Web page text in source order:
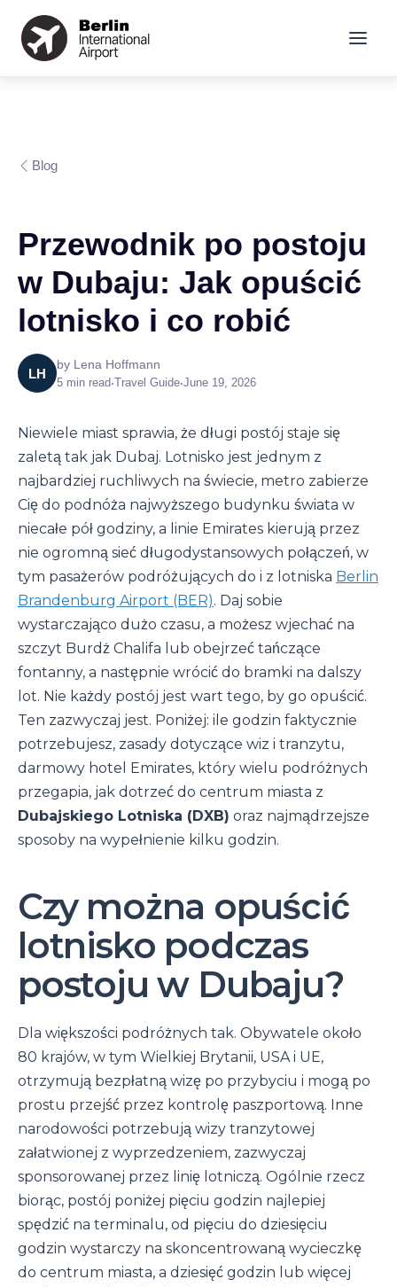
Blog
Przewodnik po postoju
w Dubaju: Jak opuścić
lotnisko i co robić
LH
by Lena Hoffmann
5 min read•Travel Guide•June 19, 2026
Niewiele miast sprawia, że długi postój staje się
zaletą tak jak Dubaj. Lotnisko jest jednym z
najbardziej ruchliwych na świecie, metro zabierze
Cię do podnóża najwyższego budynku świata w
niecałe pół godziny, a linie Emirates kierują przez
nie ogromną sieć długodystansowych połączeń, w
tym pasażerów podróżujących do i z lotniska Berlin
Brandenburg Airport (BER). Daj sobie
wystarczająco dużo czasu, a możesz wjechać na
szczyt Burdż Chalifa lub obejrzeć tańczące
fontanny, a następnie wrócić do bramki na dalszy
lot. Nie każdy postój jest wart tego, by go opuścić.
Ten zazwyczaj jest. Poniżej: ile godzin faktycznie
potrzebujesz, zasady dotyczące wiz i tranzytu,
darmowy hotel Emirates, który wielu podróżnych
przegapia, jak dotrzeć do centrum miasta z
Dubajskiego Lotniska (DXB) oraz najmądrzejsze
sposoby na wypełnienie kilku godzin.
Czy można opuścić
lotnisko podczas
postoju w Dubaju?
Dla większości podróżnych tak. Obywatele około
80 krajów, w tym Wielkiej Brytanii, USA i UE,
otrzymują bezpłatną wizę po przybyciu i mogą po
prostu przejść przez kontrolę paszportową. Inne
narodowości potrzebują wizy tranzytowej
załatwionej z wyprzedzeniem, zazwyczaj
sponsorowanej przez linię lotniczą. Ogólnie rzecz
biorąc, postój poniżej pięciu godzin najlepiej
spędzić na terminalu, od pięciu do dziesięciu
godzin wystarczy na skoncentrowaną wycieczkę
do centrum miasta, a dziesięć godzin lub więcej